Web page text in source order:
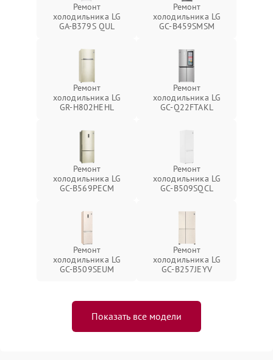
Ремонт
холодильника LG
GA-B379S QUL
Ремонт
холодильника LG
GC-B459SMSM
Ремонт
холодильника LG
GR-H802HEHL
Ремонт
холодильника LG
GC-Q22FTAKL
Ремонт
холодильника LG
GC-B569PECM
Ремонт
холодильника LG
GC-B509SQCL
Ремонт
холодильника LG
GC-B509SEUM
Ремонт
холодильника LG
GC-B257JEYV
Показать все модели